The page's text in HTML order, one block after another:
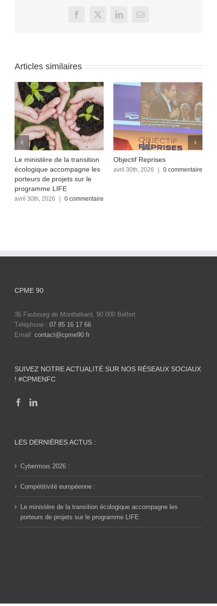
Facebook
X LinkedInEmail
Articles similaires
Le ministère de la transition
écologique accompagne les
porteurs de projets sur le
programme LIFE
avril 30th, 2026 0 commentaire
Objectif Reprises
avril 30th, 2026 0 commentaire
CPME 90
36 Faubourg de Montbéliard, 90 000 Belfort
Téléphone : 07 85 16 17 66
Email: contact@cpme90.fr
SUIVEZ NOTRE ACTUALITÉ SUR NOS RÉSEAUX SOCIAUX
! #CPMENFC
LES DERNIÈRES ACTUS :
Cybermois 2026 :
Compétitivité européenne :
Le ministère de la transition écologique accompagne les
porteurs de projets sur le programme LIFE